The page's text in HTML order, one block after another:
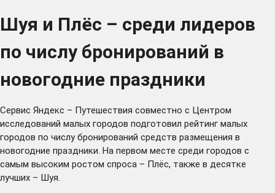
Шуя и Плёс – среди лидеров
по числу бронирований в
новогодние праздники
Сервис Яндекс – Путешествия совместно с Центром
исследований малых городов подготовил рейтинг малых
городов по числу бронирований средств размещения в
новогодние праздники. На первом месте среди городов с
самым высоким ростом спроса – Плёс, также в десятке
лучших – Шуя.